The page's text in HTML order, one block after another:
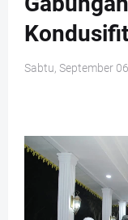
Sabtu, September